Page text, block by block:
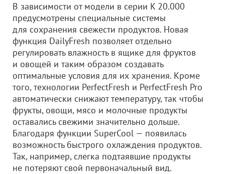
В зависимости от модели в серии K 20.000
предусмотрены специальные системы
для сохранения свежести продуктов. Новая
функция DailyFresh позволяет отдельно
регулировать влажность в ящике для фруктов
и овощей и таким образом создавать
оптимальные условия для их хранения. Кроме
того, технологии PerfectFresh и PerfectFresh Pro
автоматически снижают температуру, так чтобы
фрукты, овощи, мясо и молочные продукты
оставались свежими значительно дольше.
Благодаря функции SuperCool — появилась
возможность быстрого охлаждения продуктов.
Так, например, слегка подтаявшие продукты
не потеряют свой первоначальный вид.